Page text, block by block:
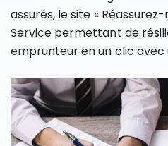
assurés, le site «
Service permettant de
emprunteur en un clic